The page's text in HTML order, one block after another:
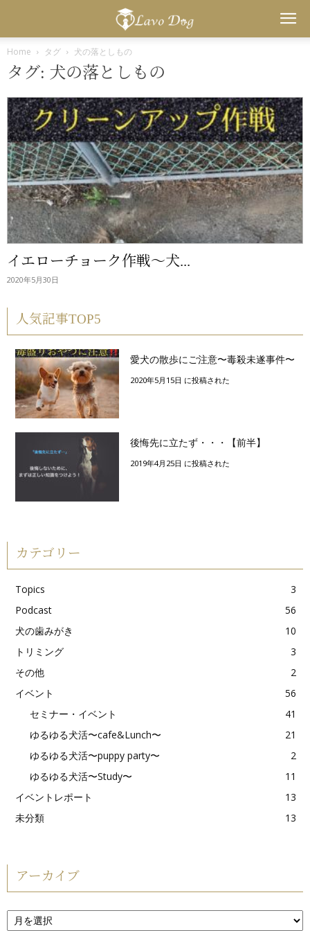
Dog
Home タグ 犬の落としもの
タグ: 犬の落としもの
イエローチョーク作戦〜犬...
2020年5月30日
人気記事TOP5
愛犬の散歩にご注意〜毒殺未遂事件〜
2020年5月15日 に投稿された
後悔先に立たず・・・【前半】
2019年4月25日 に投稿された
カテゴリー
Topics
3
Podcast
56
犬の歯みがき
10
トリミング
3
その他
2
イベント
56
セミナー・イベント
41
ゆるゆる犬活〜cafe&Lunch〜
21
ゆるゆる犬活〜puppy party〜
2
ゆるゆる犬活〜Study〜
11
イベントレポート
13
未分類
13
アーカイブ
ア
ー